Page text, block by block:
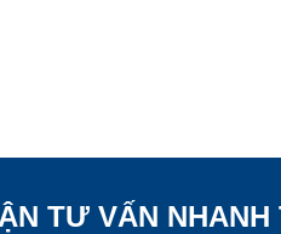
TƯ VẤN